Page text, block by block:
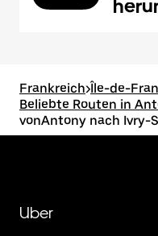
Frankreich>Île-de-
Beliebte Routen in
vonAntony nach Ivry-
Uber